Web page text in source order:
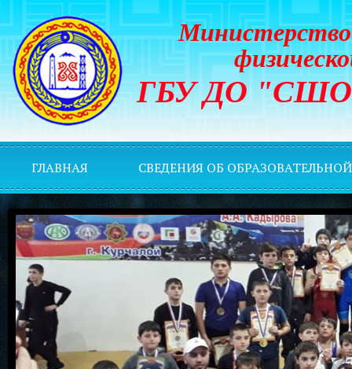
Министерство
ГБУ ДО "СШОР
ГЛАВНАЯ СВЕДЕНИЯ ОБ